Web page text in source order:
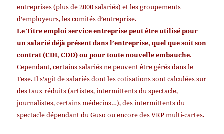
entreprises (plus de 2000 salariés) et les groupements
d’employeurs, les comités d’entreprise.
Le Titre emploi service entreprise peut être utilisé pour
un salarié déjà présent dans l’entreprise, quel que soit son
contrat (CDI, CDD) ou pour toute nouvelle embauche.
Cependant, certains salariés ne peuvent être gérés dans le
Tese. Il s’agit de salariés dont les cotisations sont calculées sur
des taux réduits (artistes, intermittents du spectacle,
journalistes, certains médecins…), des intermittents du
spectacle dépendant du Guso ou encore des VRP multi-cartes.